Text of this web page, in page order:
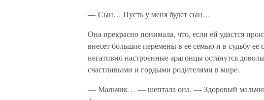
— Сын… Пусть у меня будет сын…
Она прекрасно понимала, что, если ей удастся
внесет большие перемены в ее семью и в судьбу ее
негативно настроенные арагонцы останутся
счастливыми и гордыми родителями в мире.
— Мальчик… — шептала она. — Здоровый